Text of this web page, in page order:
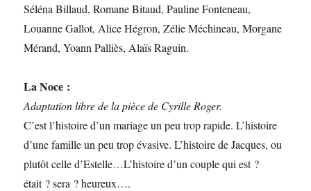
Séléna Billaud, Romane Bitaud, Pauline Fonteneau,
Louanne Gallot, Alice Hégron, Zélie Méchineau, Morgane
Mérand, Yoann Palliès, Alaïs Raguin.
La Noce :
Adaptation libre de la pièce de Cyrille Roger.
C’est l’histoire d’un mariage un peu trop rapide. L’histoire
d’une famille un peu trop évasive. L’histoire de Jacques, ou
plutôt celle d’Estelle…L’histoire d’un couple qui est ?
était ? sera ? heureux….